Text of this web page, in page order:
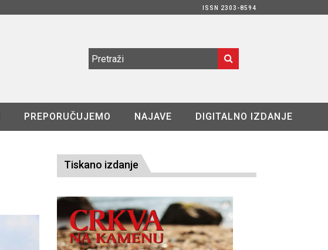
ISSN 2303-8594
PREPORUČUJEMO NAJAVE DIGITALNO IZDANJE
Tiskano izdanje